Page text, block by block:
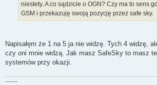
niestety. A co sądzicie o OGN? Czy ma to sens
GSM i przekazuję swoją pozycję przez safe sky.
Napisałęm że 1 na 5 ja nie widzę. Tych 4 widzę,
czy oni mnie widzą. Jak masz SafeSky to masz
systemów przy okazji.
------